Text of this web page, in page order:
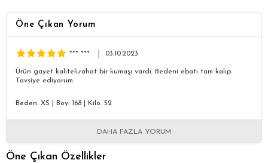
Öne Çıkan Yorum
*** *** 03.10.2023
Ürün gayet kaliteli,rahat bir kumaşı vardı. Bedeni ebatı tam kalıp.
Tavsiye ediyorum.
Beden: XS Boy: 168 Kilo: 52
DAHA FAZLA YORUM
Öne Çıkan Özellikler